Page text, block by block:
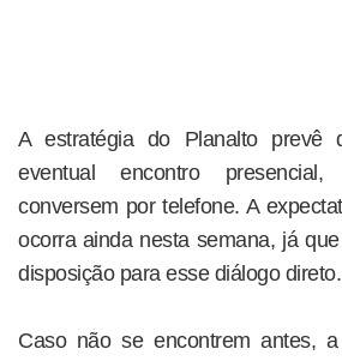
A estratégia do Planalto prevê
eventual encontro
conversem por telefone. A
ocorra ainda nesta semana, já
disposição para esse diálogo direto.
Caso não se encontrem antes, a